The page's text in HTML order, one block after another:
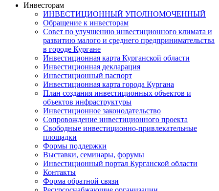
Инвесторам
ИНВЕСТИЦИОННЫЙ УПОЛНОМОЧЕННЫЙ
Обращение к инвесторам
Совет по улучшению инвестиционного климата и
развитию малого и среднего предпринимательства
в городе Кургане
Инвестиционная карта Курганской области
Инвестиционная декларация
Инвестиционный паспорт
Инвестиционная карта города Кургана
План создания инвестиционных объектов и
объектов инфраструктуры
Инвестиционное законодательство
Сопровождение инвестиционного проекта
Свободные инвестиционно-привлекательные
площадки
Формы поддержки
Выставки, семинары, форумы
Инвестиционный портал Курганской области
Контакты
Форма обратной связи